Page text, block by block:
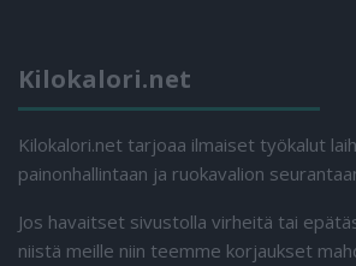
Kilokalori.net
Kilokalori.net tarjoaa ilmaiset työkalut
painonhallintaan ja ruokavalion
Jos havaitset sivustolla virheitä tai
niistä meille niin teemme korjaukset